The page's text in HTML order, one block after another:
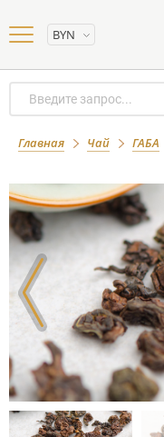
BYN
Главная Чай ГАБА
ГАБА Гуй Фэй